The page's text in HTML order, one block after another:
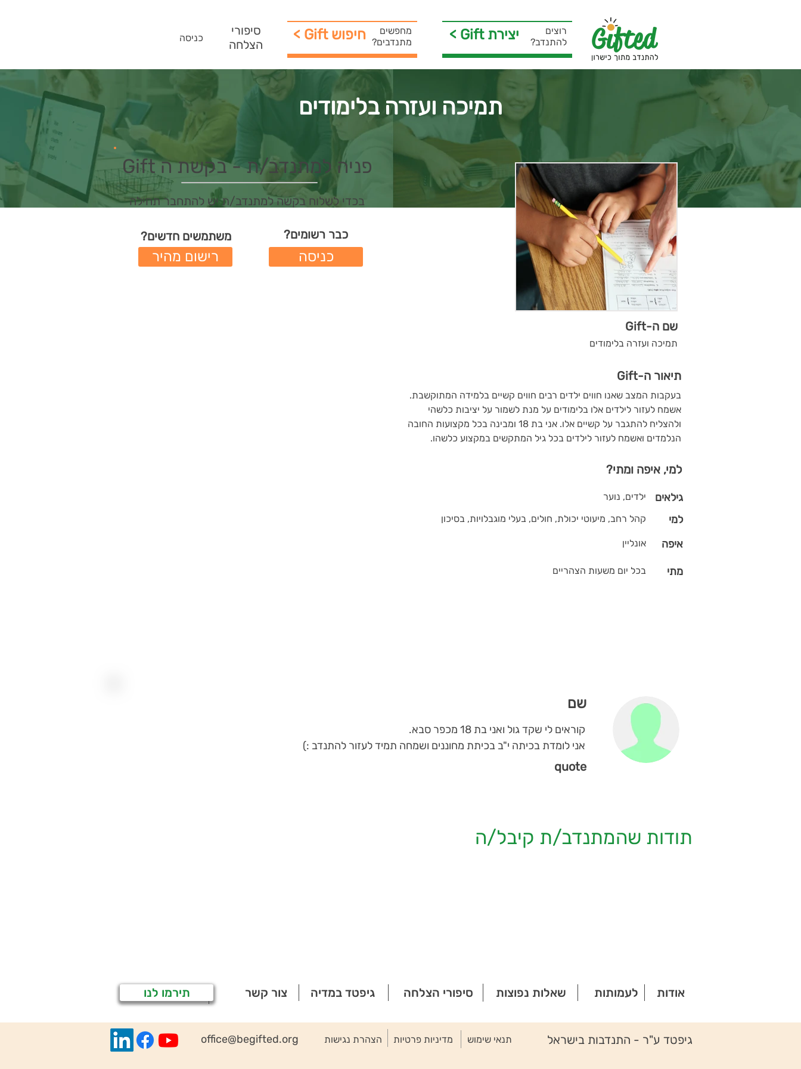
כניסה
סיפורי
הצלחה
מחפשים
מתנדבים? < Gift חיפוש < Gift יצירת
רוצים
להתנדב?
תמיכה ועזרה בלימודים
שם ה-Gift
תמיכה ועזרה בלימודים
תיאור ה-Gift
בעקבות המצב שאנו חווים ילדים רבים חווים קשיים בלמידה המתוקשבת.
אשמח לעזור לילדים אלו בלימודים על מנת לשמור על יציבות כלשהי
ולהצליח להתגבר על קשיים אלו. אני בת 18 ומבינה בכל מקצועות החובה
הנלמדים ואשמח לעזור לילדים בכל גיל המתקשים במקצוע כלשהו.
למי, איפה ומתי?
ילדים, נוער גילאים
קהל רחב, מיעוטי יכולת, חולים, בעלי מוגבלויות, בסיכון למי
אונליין איפה
בכל יום משעות הצהריים מתי
פניה למתנדב/ת - בקשת ה Gift
בכדי לשלוח בקשה למתנדב/ת יש להתחבר תחילה
משתמשים חדשים?
רישום מהיר
כבר רשומים?
כניסה
שם
קוראים לי שקד גול ואני בת 18 מכפר סבא.
אני לומדת בכיתה י"ב בכיתת מחוננים ושמחה תמיד לעזור להתנדב :)
quote
תודות שהמתנדב/ת קיבל/ה
תירמו לנו צור קשר גיפטד במדיה סיפורי הצלחה שאלות נפוצות לעמותות אודות
office@begifted.org הצהרת נגישות מדיניות פרטיות תנאי שימוש גיפטד ע"ר - התנדבות בישראל